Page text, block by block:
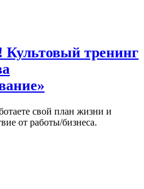
тренинг
свой план жизни и
от работы/бизнеса.